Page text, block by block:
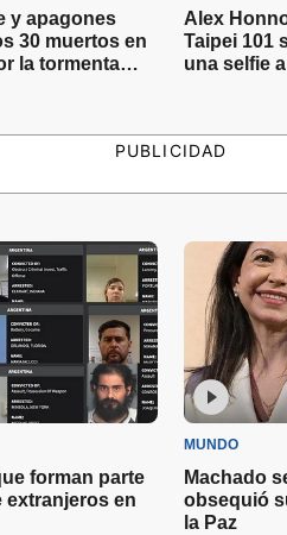
y apagones
30 muertos en
la tormenta
Alex
Taipei 101
una selfie
PUBLICIDAD
forman parte
extranjeros en
MUNDO
Machado
obsequió
la Paz